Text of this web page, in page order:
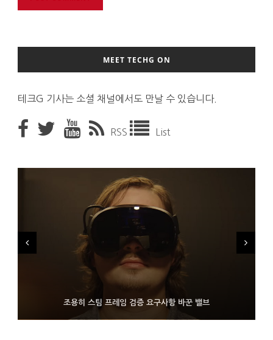
MEET TECHG ON
테크G 기사는 소셜 채널에서도 만날 수 있습니다.
RSS List
조용히 스팀 프레임 검증 요구사항 바꾼 밸브
9월 4일부터 서비스 접는 안드로이드 장치용 구글 어시스턴트
보인 삼성전자